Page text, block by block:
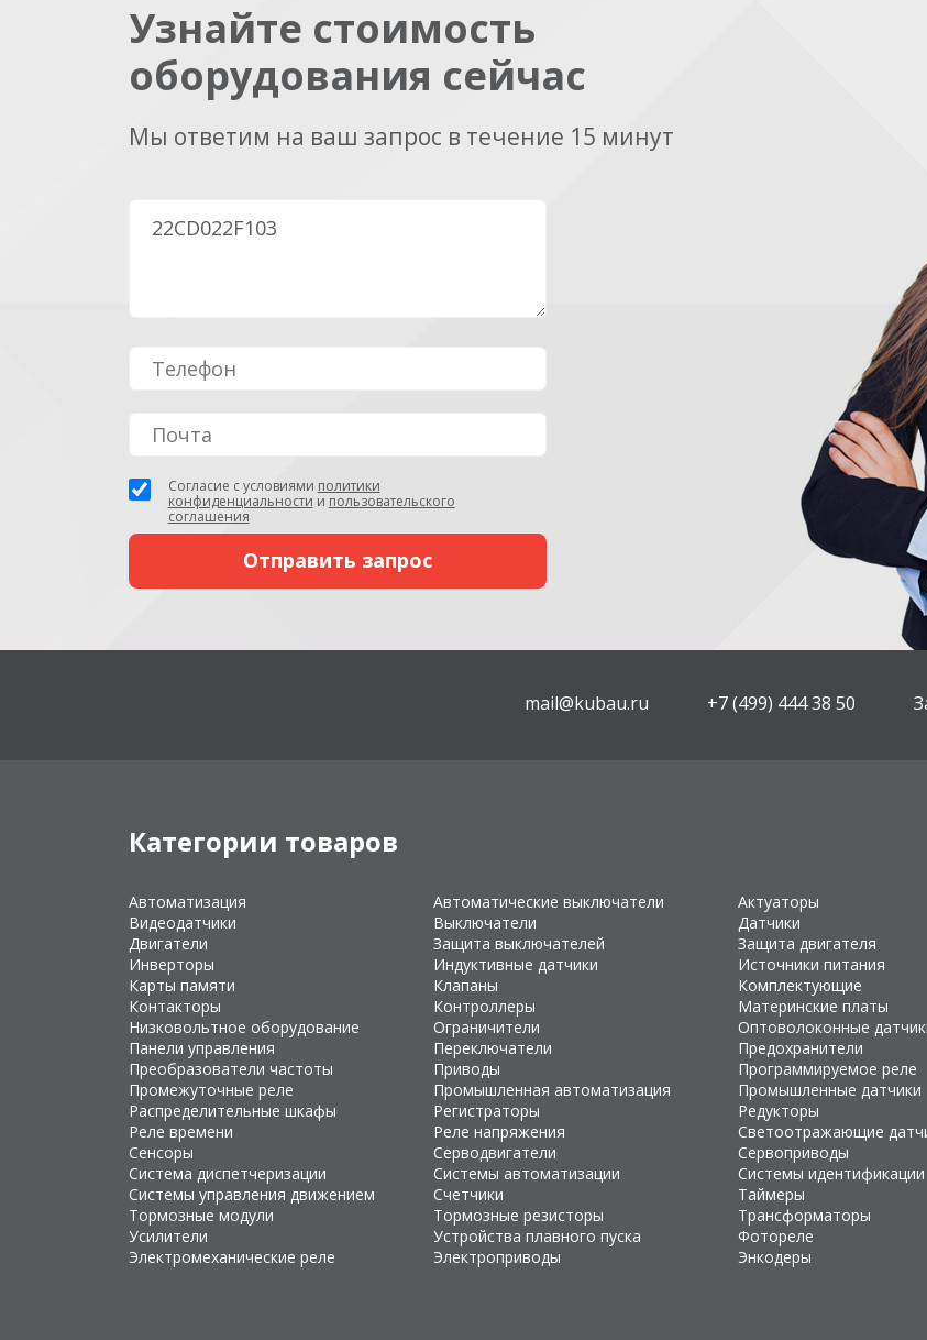
Узнайте стоимость
оборудования сейчас
Мы ответим на ваш запрос в течение 15 минут
Согласие с условиями политики
конфиденциальности и пользовательского
соглашения
mail@kubau.ru +7 (499) 444 38 50
Категории товаров
Автоматизация Автоматические выключатели Актуаторы
Видеодатчики
Выключатели Датчики
Двигатели
Защита выключателей Защита двигателя
Инверторы
Индуктивные датчики Источники питания
Карты памяти
Клапаны Комплектующие
Контакторы
Контроллеры Материнские платы
Низковольтное оборудование
Ограничители Оптоволоконные
Панели управления
Переключатели Предохранители
Преобразователи частоты
Приводы Программируемое реле
Промежуточные реле
Промышленная автоматизация Промышленные датчики
Распределительные шкафы
Регистраторы Редукторы
Реле времени
Реле напряжения Светоотражающие
Сенсоры
Серводвигатели Сервоприводы
Система диспетчеризации
Системы автоматизации Системы идентификации
Системы управления движением
Счетчики Таймеры
Тормозные модули
Тормозные резисторы Трансформаторы
Усилители
Устройства плавного пуска Фотореле
Электромеханические реле
Электроприводы Энкодеры